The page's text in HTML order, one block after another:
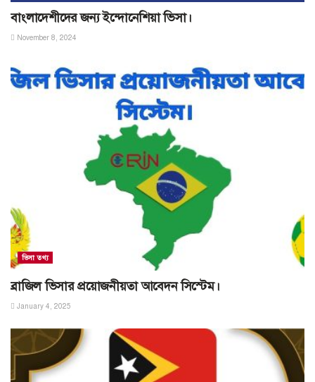
বাংলাদেশীদের জন্য ইন্দোনেশিয়া ভিসা।
November 8, 2024
ভিসা তথ্য
ব্রাজিল ভিসার প্রয়োজনীয়তা আবেদন সিস্টেম।
January 4, 2025